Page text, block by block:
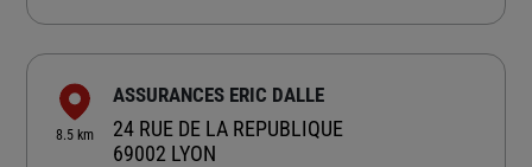
8.5 km
ASSURANCES ERIC DALLE
24 RUE DE LA REPUBLIQUE
69002 LYON